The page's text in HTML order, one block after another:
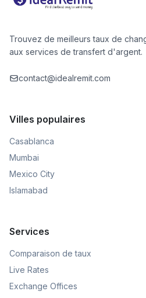
Trouvez de meilleurs taux de
aux services de transfert d'argent.
contact@idealremit.com
Villes populaires
Casablanca
Mumbai
Mexico City
Islamabad
Services
Comparaison de taux
Live Rates
Exchange Offices